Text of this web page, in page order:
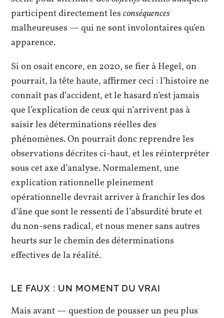
participent directement lesconséquences
malheureuses — qui ne sont involontaires qu’en
apparence.
Si on osait encore, en 2020, se fier à Hegel, on
pourrait, la tête haute, affirmer ceci : l’histoire ne
connaît pas d’accident, et le hasard n’est jamais
que l’explication de ceux qui n’arrivent pas à
saisir les déterminations réelles des
phénomènes. On pourrait donc reprendre les
observations décrites ci-haut, et les réinterpréter
sous cet axe d’analyse. Normalement, une
explication rationnelle pleinement
opérationnelle devrait arriver à franchir les dos
d’âne que sont le ressenti de l’absurdité brute et
du non-sens radical, et nous mener sans autres
heurts sur le chemin des déterminations
effectives de la réalité.
LE FAUX : UN MOMENT DU VRAI
Mais avant — question de pousser un peu plus